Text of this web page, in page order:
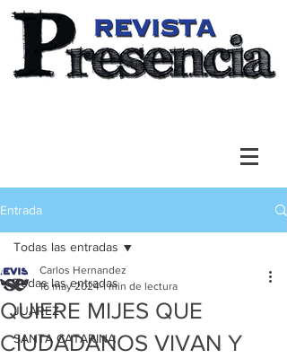
Entrada
Todas las entradas
JUAREZ
SANTA CATARINA
Todas las entradas
QUIERE MIJES QUE
CIUDADANOS VIVAN Y
Carlos Hernandez
16 may 2024 1 min de lectura